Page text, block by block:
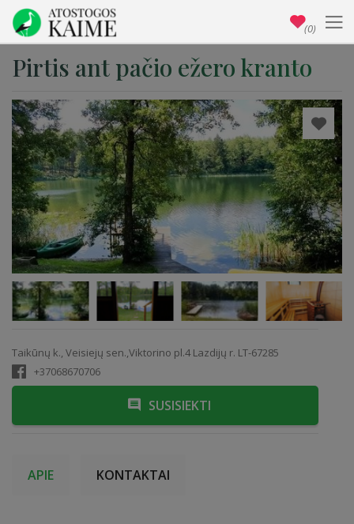
Pirtis ant pačio ežero kranto
Taikūnų k., Veisiejų sen.,Viktorino pl.4 Lazdijų r. LT-67285
+37068670706
SUSISIEKTI
APIE KONTAKTAI
(0)